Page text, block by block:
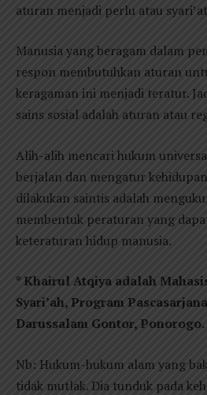
aturan menjadi perlu atau
Manusia yang beragam dalam
respon membutuhkan aturan
keragaman ini menjadi teratur.
sains sosial adalah aturan atau
Alih-alih mencari hukum
berjalan dan mengatur
dilakukan saintis adalah
membentuk peraturan yang
keteraturan hidup manusia.
* Khairul Atqiya adalah
Syari’ah, Program
Darussalam Gontor, Ponorogo.
Nb: Hukum-hukum alam yang
tidak mutlak. Dia tunduk pada